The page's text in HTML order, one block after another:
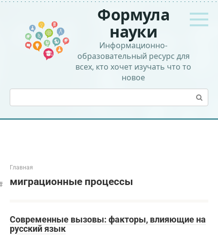
Перейти
контенту
Формула
науки
Информационно-
образовательный ресурс для
всех, кто хочет изучать что то
новое
Поиск:
Главная
миграционные процессы
Современные вызовы: факторы, влияющие на
русский язык